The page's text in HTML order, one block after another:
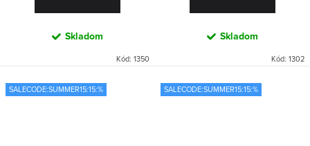
Skladom
Kód: 1350
Skladom
Kód: 1302
SALECODE:SUMMER15:15:% SALECODE:SUMMER15:15:%